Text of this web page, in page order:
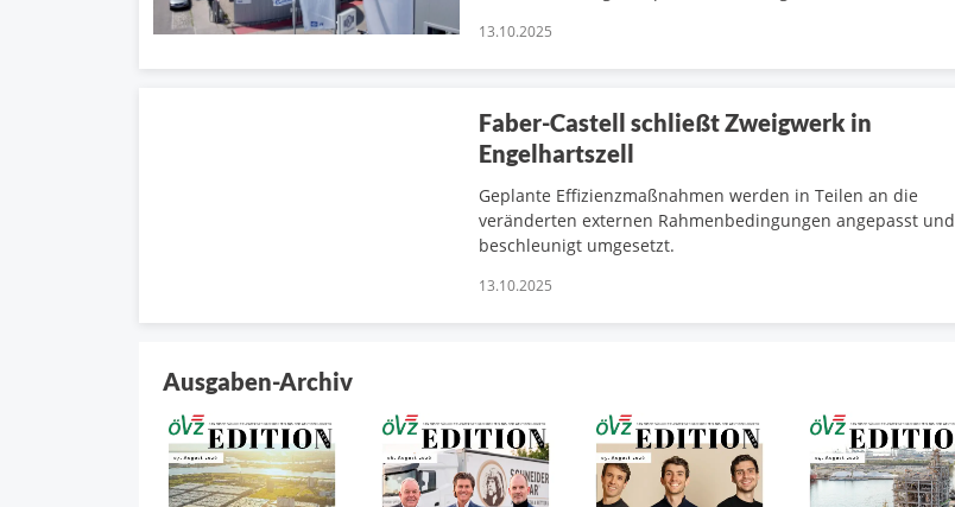
13.10.2025
Faber-Castell schließt Zweigwerk in
Engelhartszell
Geplante Effizienzmaßnahmen werden in Teilen an die
veränderten externen Rahmenbedingungen angepasst und
beschleunigt umgesetzt.
13.10.2025
Ausgaben-Archiv